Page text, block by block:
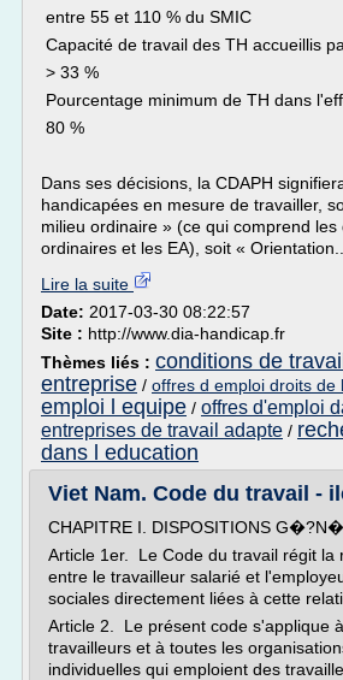
entre 55 et 110 % du SMIC
Capacité de travail des TH accueillis
> 33 %
Pourcentage minimum de TH dans
80 %
Dans ses décisions, la CDAPH
handicapées en mesure de travailler,
milieu ordinaire » (ce qui comprend les
ordinaires et les EA), soit « Orientation...
Lire la suite
Date: 2017-03-30 08:22:57
Site : http://www.dia-handicap.fr
Thèmes liés : conditions de
entreprise / offres d emploi droits de
emploi l equipe / offres d'emploi
entreprises de travail adapte /
dans l education
Viet Nam. Code du travail -
CHAPITRE I. DISPOSITIONS
Article 1er. Le Code du travail régit la
entre le travailleur salarié et
sociales directement liées à cette
Article 2. Le présent code s'applique
travailleurs et à toutes les
individuelles qui emploient des